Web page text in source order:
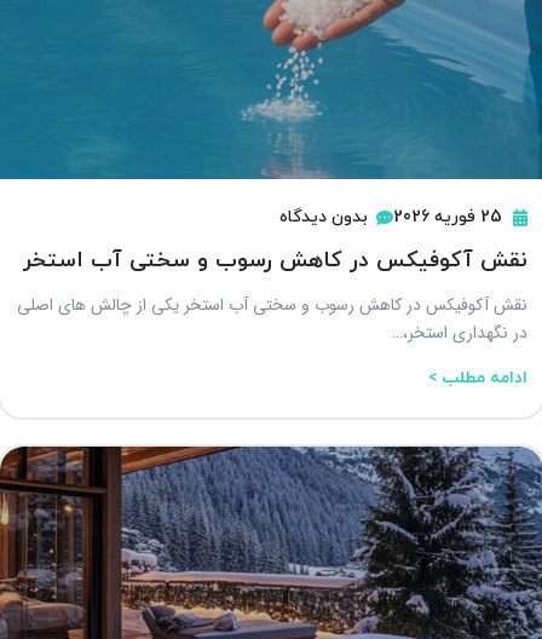
25 فوریه 2026 بدون دیدگاه
نقش آکوفیکس در کاهش رسوب و سختی آب استخر
نقش آکوفیکس در کاهش رسوب و سختی آب استخر یکی از چالش‌ های اصلی
در نگهداری استخر،…
ادامه مطلب >